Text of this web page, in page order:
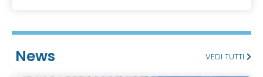
News VEDI TUTTI